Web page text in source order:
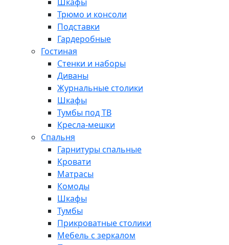
Трюмо и консоли
Подставки
Гардеробные
Гостиная
Стенки и наборы
Диваны
Журнальные столики
Шкафы
Тумбы под ТВ
Кресла-мешки
Спальня
Гарнитуры спальные
Кровати
Матрасы
Комоды
Шкафы
Тумбы
Прикроватные столики
Мебель с зеркалом